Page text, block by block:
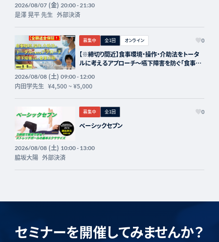
2026/08/07(金) 20:00 - 21:30
是澤 晃平 先生 外部決済
募集中 全1回 オンライン 0
【※締切り間近】食事環境・操作・介助法をトータ
ルに考えるアプローチ～嚥下障害を防ぐ「食事介
フォーライフ】
2026/08/08(土) 09:00 - 12:00
内田学先生 ¥4,500~¥5,000
募集中 全1回 0
ベーシックセブン
2026/08/08(土) 10:00 - 13:00
脇坂大陽 外部決済
セミナーを開催してみませんか？